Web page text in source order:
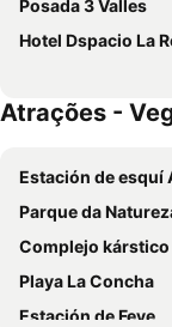
Posada 3 Valles
Hotel Dspacio La
Atrações -
Estación de esquí
Parque da Natureza de
Complejo kárstico de
Playa La Concha
Estación de Feve